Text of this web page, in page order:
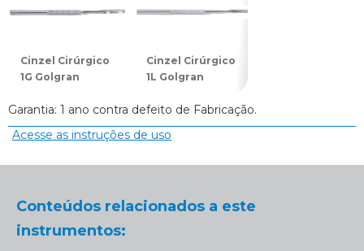
Cinzel Cirúrgico
1G Golgran
Cinzel Cirúrgico
1L Golgran
Garantia: 1 ano contra defeito de Fabricação.
Acesse as instruções de uso
Conteúdos relacionados a este
instrumentos: